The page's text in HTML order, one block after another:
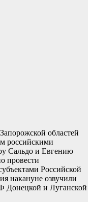
областей
российскими
Сальдо и Евгению
провести
Российской
накануне озвучили
Донецкой и Луганской